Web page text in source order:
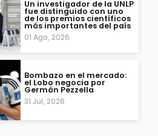
Un investigador de la UNLP
fue distinguido con uno
de los premios científicos
más importantes del país
01 Ago, 2026
Bombazo en el mercado:
el Lobo negocia por
Germán Pezzella
31 Jul, 2026